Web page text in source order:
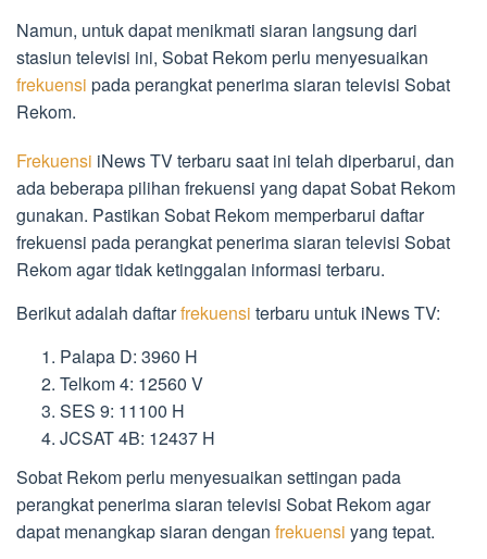
Namun, untuk dapat menikmati siaran langsung dari
stasiun televisi ini, Sobat Rekom perlu menyesuaikan
frekuensi pada perangkat penerima siaran televisi Sobat
Rekom.
Frekuensi iNews TV terbaru saat ini telah diperbarui, dan
ada beberapa pilihan frekuensi yang dapat Sobat Rekom
gunakan. Pastikan Sobat Rekom memperbarui daftar
frekuensi pada perangkat penerima siaran televisi Sobat
Rekom agar tidak ketinggalan informasi terbaru.
Berikut adalah daftarfrekuensi terbaru untuk iNews TV:
Palapa D: 3960 H
Telkom 4: 12560 V
SES 9: 11100 H
JCSAT 4B: 12437 H
Sobat Rekom perlu menyesuaikan settingan pada
perangkat penerima siaran televisi Sobat Rekom agar
dapat menangkap siaran dengan frekuensi yang tepat.